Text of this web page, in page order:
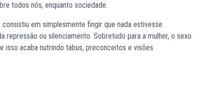
todos nós, enquanto sociedade.
em simplesmente fingir que nada estivesse
repressão ou silenciamento. Sobretudo para a mulher, o sexo
isso acaba nutrindo tabus, preconceitos e visões